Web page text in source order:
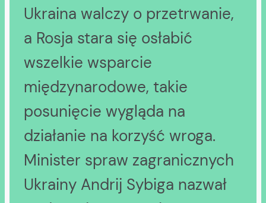
Ukraina walczy o przetrwanie,
a Rosja stara się osłabić
wszelkie wsparcie
międzynarodowe, takie
posunięcie wygląda na
działanie na korzyść wroga.
Minister spraw zagranicznych
Ukrainy Andrij Sybiga nazwał